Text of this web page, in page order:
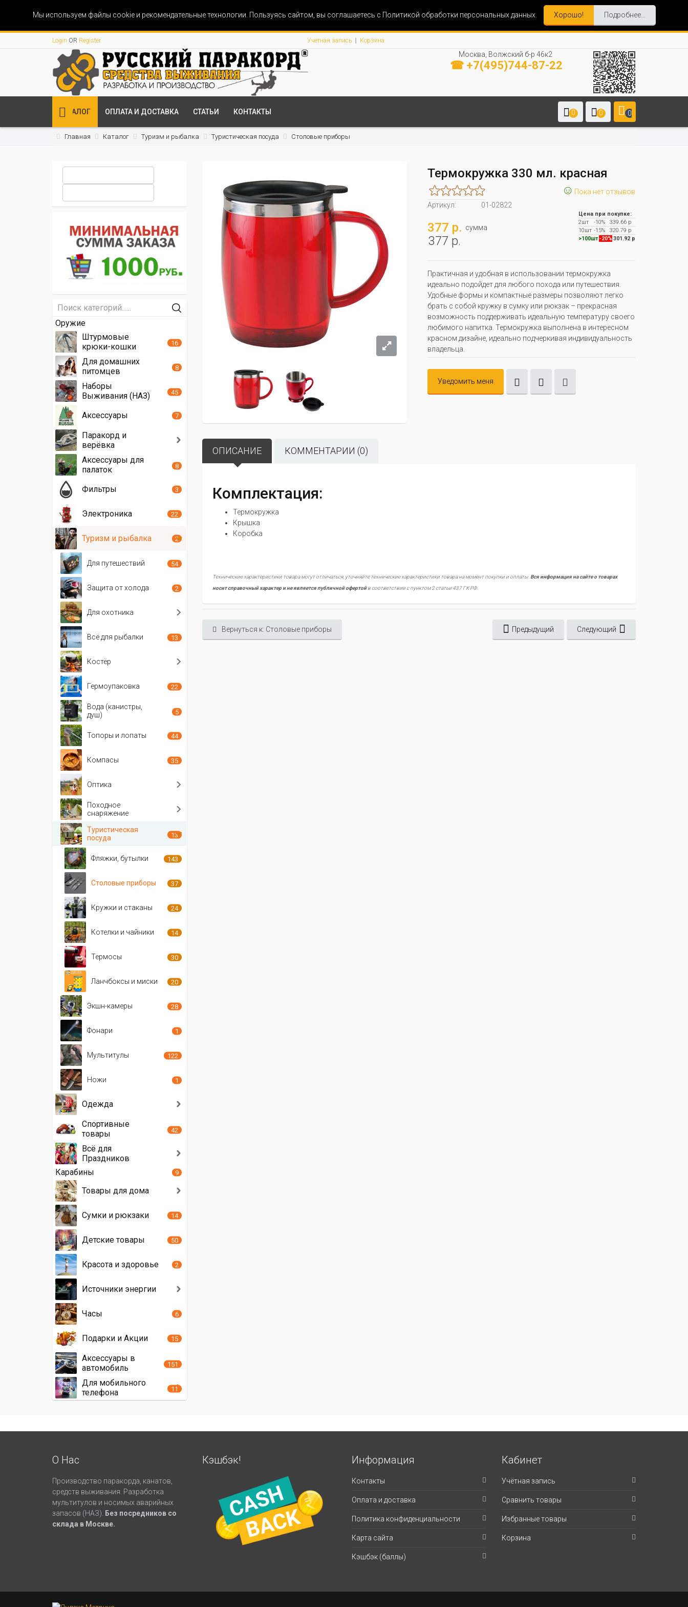
Мы используем файлы cookie и рекомендательные технологии. Пользуясь сайтом, вы соглашаетесь с Политикой обработки персональных данных. Хорошо! Подробнее...
Login OR Register Учетная запись Корзина
Москва, Волжский б-р 46к2
☎ +7(495)744-87-22
КАТАЛОГ ОПЛАТА И ДОСТАВКА СТАТЬИ КОНТАКТЫ 0 0 0
Главная Каталог Туризм и рыбалка Туристическая посуда Столовые приборы
Термокружка 330 мл. красная
☺ Пока нет отзывов
Артикул:
01-02822
377 р. сумма
377 р.
Цена при покупке:
2шт
-10%
339.66 р
10шт -15%
320.79 р
>100шт -20% 301.92 р
Практичная и удобная в использовании термокружка
идеально подойдет для любого похода или путешествия.
Удобные формы и компактные размеры позволяют легко
брать с собой кружку в сумку или рюкзак – прекрасная
возможность поддерживать идеальную температуру своего
любимого напитка. Термокружка выполнена в интересном
красном дизайне, идеально подчеркивая индивидуальность
владельца.
Уведомить меня
ОПИСАНИЕ КОММЕНТАРИИ (0)
Комплектация:
Термокружка
Крышка
Коробка
Технические характеристики товара могут отличаться, уточняйте технические характеристики товара на момент покупки и оплаты. Вся информация на сайте о товарах
носит справочный характер и не является публичной офертойв соответствии с пунктом 2 статьи 437 ГК РФ.
Вернуться к: Столовые приборы Предыдущий Следующий
Оружие
Штурмовые
крюки-кошки
16
Для домашних
питомцев
8
Наборы
Выживания (НАЗ)
45
Аксессуары 7
Паракорд и
верёвка
Аксессуары для
палаток
8
Фильтры 3
Электроника 22
Туризм и рыбалка 2
Для путешествий 54
Защита от холода 2
Для охотника
Всё для рыбалки 13
Костёр
Гермоупаковка 22
Вода (канистры,
душ)
5
Топоры и лопаты 44
Компасы 35
Оптика
Походное
снаряжение
Туристическая
посуда
13
Фляжки, бутылки 143
Столовые приборы 37
Кружки и стаканы 24
Котелки и чайники 14
Термосы 30
Ланчбоксы и миски 20
Экшн-камеры 28
Фонари 1
Мультитулы 122
Ножи 1
Одежда
Спортивные
товары
42
Всё для
Праздников
Карабины
9
Товары для дома
Сумки и рюкзаки 14
Детские товары 50
Красота и здоровье 2
Источники энергии
Часы 6
Подарки и Акции 15
Аксессуары в
автомобиль
151
Для мобильного
телефона
11
О Нас
Производство паракорда, канатов,
средств выживания. Разработка
мультитулов и носимых аварийных
запасов (НАЗ).
Без посредников со
склада в Москве.
Кэшбэк! Информация
Контакты
Оплата и доставка
Политика конфиденциальности
Карта сайта
Кэшбэк (баллы)
Кабинет
Учётная запись
Сравнить товары
Избранные товары
Корзина